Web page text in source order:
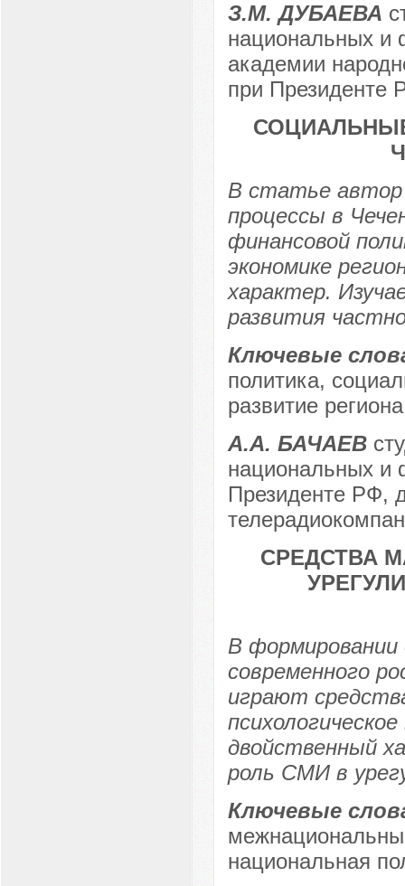
З.М. ДУБАЕВА
национальных и
академии
при Президенте
В статье автор
процессы в
финансовой
экономике
характер.
развития
Ключевые
политика,
развитие
А.А. БАЧАЕВ
национальных и
Президенте РФ,
СРЕДСТВА
В формировании
современного
играют
двойственный
роль СМИ в
Ключевые
национальная